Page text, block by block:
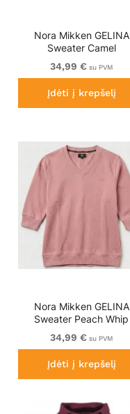
Nora Mikken GELINA
Sweater Camel
34,99 € su PVM
Įdėti į krepšelį
Nora Mikken GELINA
Sweater Peach Whip
34,99 € su PVM
Įdėti į krepšelį